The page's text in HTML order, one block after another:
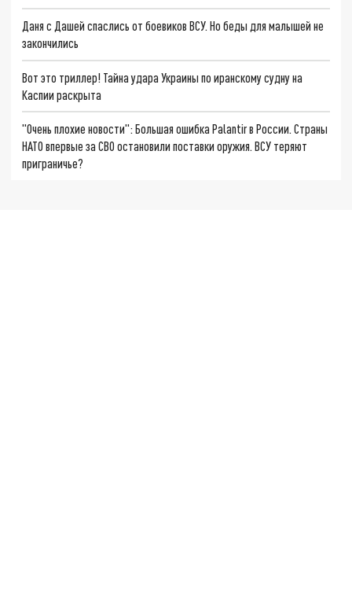
Даня с Дашей спаслись от боевиков ВСУ. Но беды для малышей не
закончились
Вот это триллер! Тайна удара Украины по иранскому судну на
Каспии раскрыта
"Очень плохие новости": Большая ошибка Palantir в России. Страны
НАТО впервые за СВО остановили поставки оружия. ВСУ теряют
приграничье?